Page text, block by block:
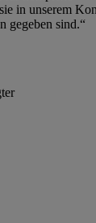
in unserem
gegeben sind.“